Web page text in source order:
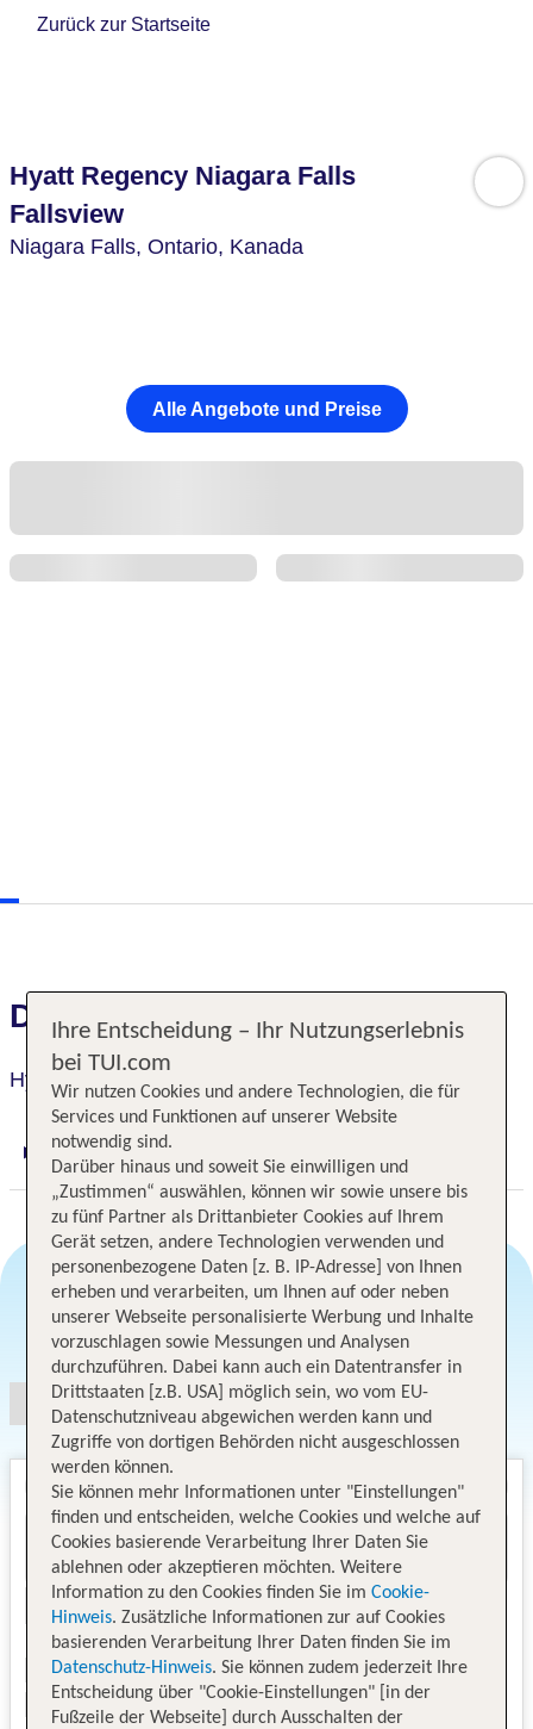
Zurück zur Startseite
Hyatt Regency Niagara Falls
Fallsview
Niagara Falls, Ontario, Kanada
Alle Angebote und Preise
Das erwartet Sie
Hyatt Regency Niagara Falls Fallsview
Digitaler und telefonischer 24/7 TUI Service
Angebotsauswahl
Ihre Entscheidung – Ihr Nutzungserlebnis
bei TUI.com
Wir nutzen Cookies und andere Technologien, die für
Services und Funktionen auf unserer Website
notwendig sind.
Darüber hinaus und soweit Sie einwilligen und
„Zustimmen“ auswählen, können wir sowie unsere bis
zu fünf Partner als Drittanbieter Cookies auf Ihrem
Gerät setzen, andere Technologien verwenden und
personenbezogene Daten [z. B. IP-Adresse] von Ihnen
erheben und verarbeiten, um Ihnen auf oder neben
unserer Webseite personalisierte Werbung und Inhalte
vorzuschlagen sowie Messungen und Analysen
durchzuführen. Dabei kann auch ein Datentransfer in
Drittstaaten [z.B. USA] möglich sein, wo vom EU-
Datenschutzniveau abgewichen werden kann und
Zugriffe von dortigen Behörden nicht ausgeschlossen
werden können.
Sie können mehr Informationen unter "Einstellungen"
finden und entscheiden, welche Cookies und welche auf
Cookies basierende Verarbeitung Ihrer Daten Sie
ablehnen oder akzeptieren möchten. Weitere
Information zu den Cookies finden Sie im Cookie-
Hinweis. Zusätzliche Informationen zur auf Cookies
basierenden Verarbeitung Ihrer Daten finden Sie im
Datenschutz-Hinweis. Sie können zudem jederzeit Ihre
Entscheidung über "Cookie-Einstellungen" [in der
Fußzeile der Webseite] durch Ausschalten der